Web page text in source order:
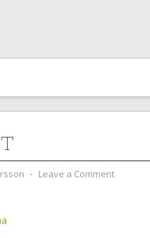
⋅ Leave a Comment